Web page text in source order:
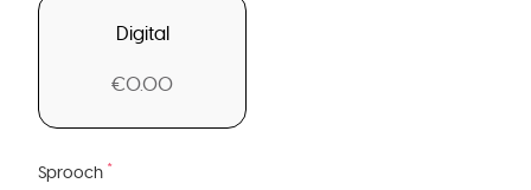
Digital
€0.00
Sprooch *